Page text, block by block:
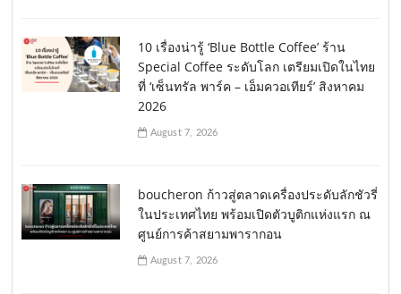
10 เรื่องน่ารู้ ‘Blue Bottle Coffee’ ร้าน
Special Coffee ระดับโลก เตรียมเปิดในไทย
ที่ ‘เซ็นทรัล พาร์ค – เอ็มควอเทียร์’ สิงหาคม
2026
August 7, 2026
boucheron ก้าวสู่ตลาดเครื่องประดับลักชัวรี่
ในประเทศไทย พร้อมเปิดตัวบูติกแห่งแรก ณ
ศูนย์การค้าสยามพารากอน
August 7, 2026